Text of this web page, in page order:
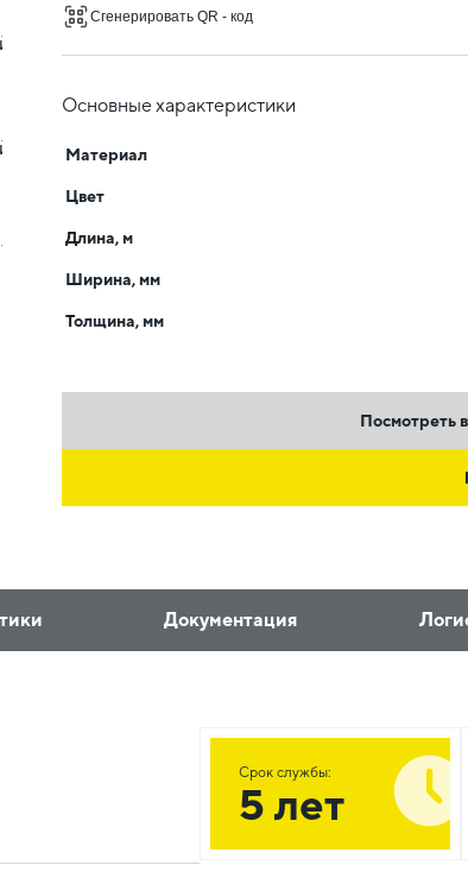
Сгенерировать QR - код
Основные характеристики
Материал
Цвет
Длина, м
Ширина, мм
Толщина, мм
Посмотреть
Документация
Срок службы:
5 лет